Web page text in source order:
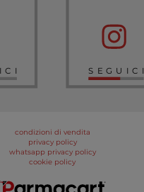
SEGUICI
condizioni di vendita
privacy policy
whatsapp privacy policy
cookie policy